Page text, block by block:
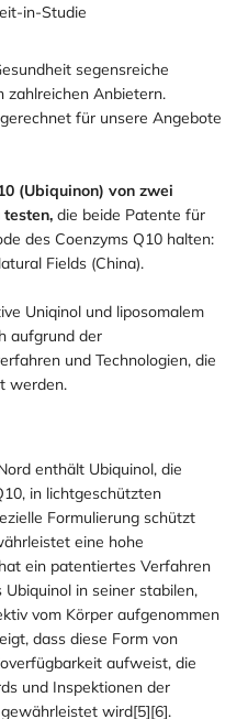
in-Studie
segensreiche
zahlreichen Anbietern.
für unsere Angebote
(Ubiquinon) von zwei
die beide Patente für
des Coenzyms Q10 halten:
Fields (China).
Uniqinol und liposomalem
aufgrund der
und Technologien, die
werden.
enthält Ubiquinol, die
in lichtgeschützten
Formulierung schützt
eine hohe
ein patentiertes Verfahren
in seiner stabilen,
vom Körper aufgenommen
dass diese Form von
aufweist, die
und Inspektionen der
wird[5][6].